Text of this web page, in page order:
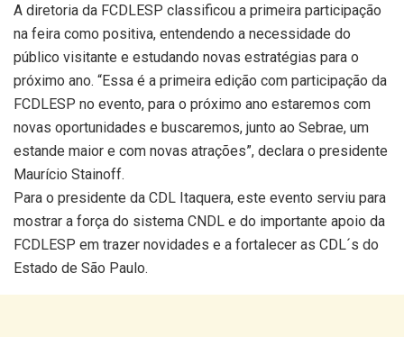
A diretoria da FCDLESP classificou a primeira participação
na feira como positiva, entendendo a necessidade do
público visitante e estudando novas estratégias para o
próximo ano. “Essa é a primeira edição com participação da
FCDLESP no evento, para o próximo ano estaremos com
novas oportunidades e buscaremos, junto ao Sebrae, um
estande maior e com novas atrações”, declara o presidente
Maurício Stainoff.
Para o presidente da CDL Itaquera, este evento serviu para
mostrar a força do sistema CNDL e do importante apoio da
FCDLESP em trazer novidades e a fortalecer as CDL´s do
Estado de São Paulo.